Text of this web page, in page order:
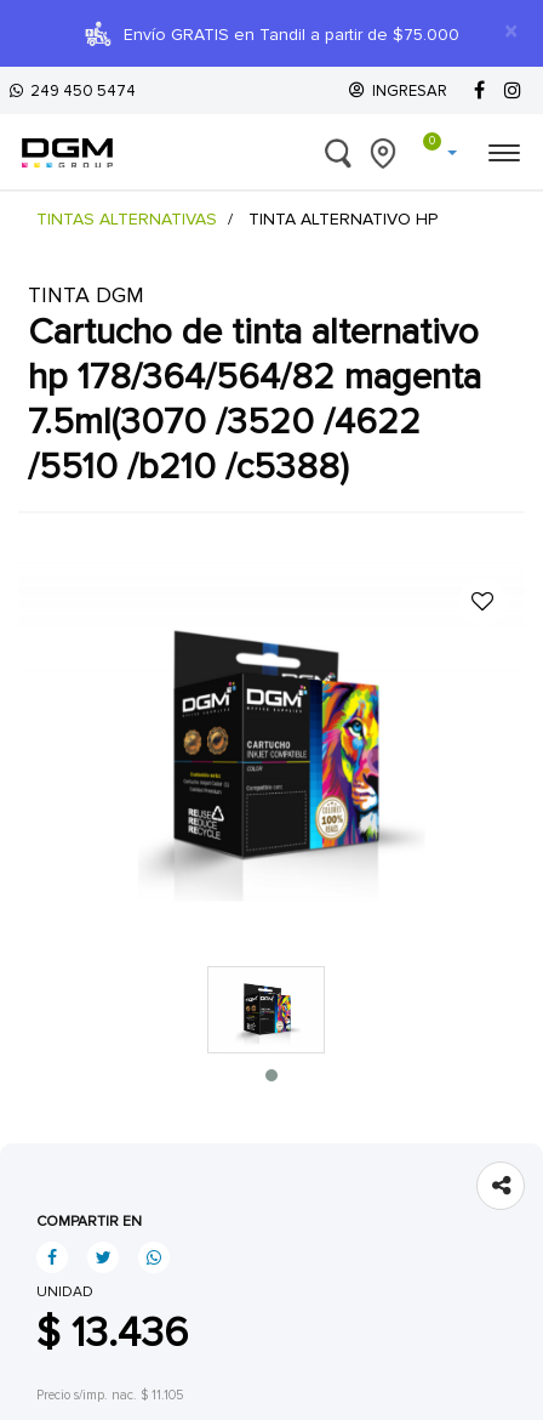
×
Envío GRATIS en Tandil a partir de $75.000
249 450 5474 INGRESAR
0
TINTAS ALTERNATIVAS TINTA ALTERNATIVO HP
TINTA DGM
cartucho de tinta alternativo
hp 178/364/564/82 magenta
7.5ml(3070 /3520 /4622
/5510 /b210 /c5388)
COMPARTIR EN
UNIDAD
$ 13.436
Precio s/imp. nac. $ 11.105